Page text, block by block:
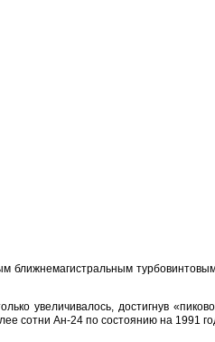
ближнемагистральным
увеличивалось, достигнув
Ан-24 по состоянию на 1991